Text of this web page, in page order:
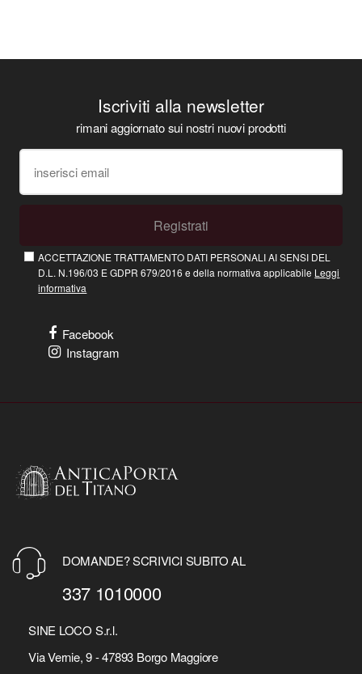
Iscriviti alla newsletter
rimani aggiornato sui nostri nuovi prodotti
Registrati
ACCETTAZIONE TRATTAMENTO DATI PERSONALI AI SENSI DEL
D.L. N.196/03 E GDPR 679/2016 e della normativa applicabile Leggi
informativa
Facebook
Instagram
DOMANDE? SCRIVICI SUBITO AL
337 1010000
SINE LOCO S.r.l.
Via Vernie, 9 - 47893 Borgo Maggiore